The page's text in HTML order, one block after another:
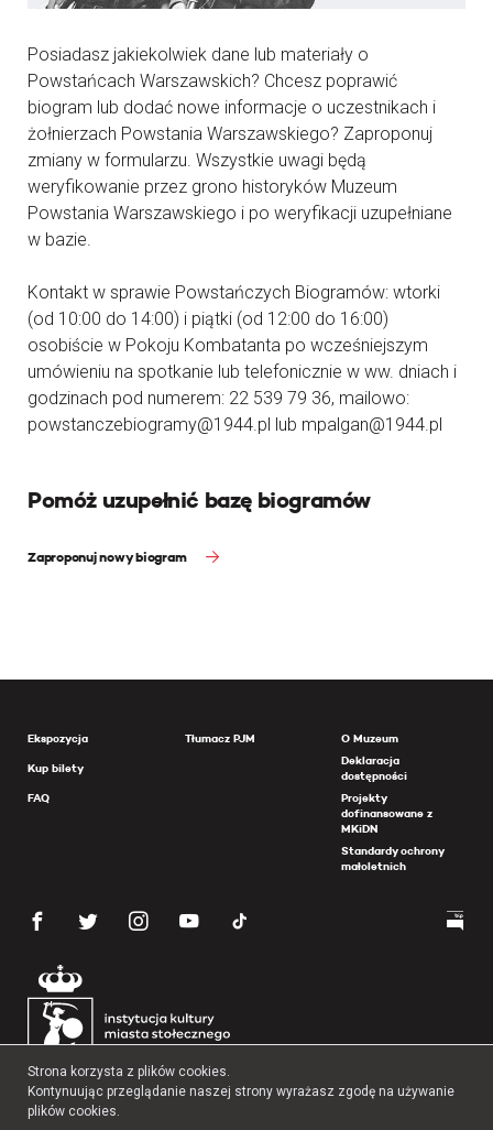
Posiadasz jakiekolwiek dane lub materiały o
Powstańcach Warszawskich? Chcesz poprawić
biogram lub dodać nowe informacje o uczestnikach i
żołnierzach Powstania Warszawskiego? Zaproponuj
zmiany w formularzu. Wszystkie uwagi będą
weryfikowanie przez grono historyków Muzeum
Powstania Warszawskiego i po weryfikacji uzupełniane
w bazie.
Kontakt w sprawie Powstańczych Biogramów: wtorki
(od 10:00 do 14:00) i piątki (od 12:00 do 16:00)
osobiście w Pokoju Kombatanta po wcześniejszym
umówieniu na spotkanie lub telefonicznie w ww. dniach i
godzinach pod numerem: 22 539 79 36, mailowo:
powstanczebiogramy@1944.pl lub mpalgan@1944.pl
Pomóż uzupełnić bazę biogramów
Zaproponuj nowy biogram
Ekspozycja
Kup bilety
FAQ
Tłumacz PJM
O Muzeum
Deklaracja
dostępności
Projekty
dofinansowane z
MKiDN
Standardy ochrony
małoletnich
Strona korzysta z plików cookies.
Kontynuując przeglądanie naszej strony wyrażasz zgodę na używanie
plików cookies.